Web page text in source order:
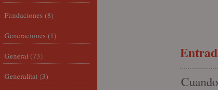
Fundaciones (8)
Generaciones (1)
General (73)
Generalitat (3)